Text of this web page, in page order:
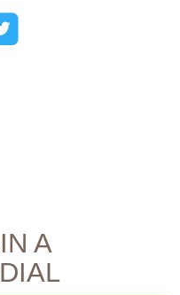
A